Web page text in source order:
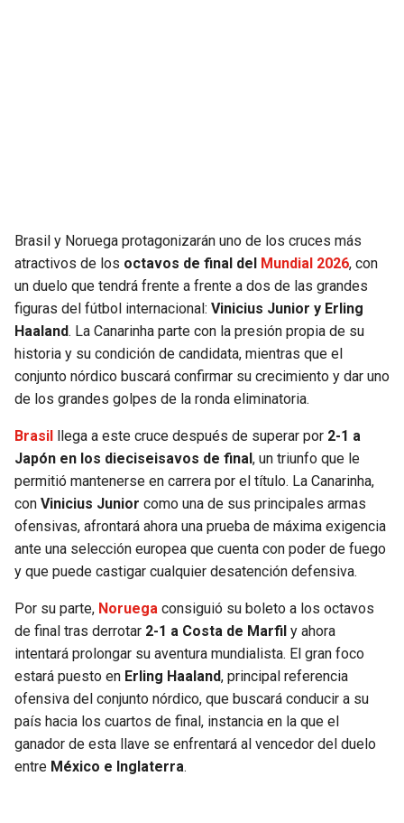
LIONS
PACKERS
PANTHERS
SAINTS
BUCCANEERS
NUGGETS
TIMBERWOLVES
JAZZ
Brasil y Noruega protagonizarán uno de los cruces más
atractivos de los octavos de final del Mundial 2026, con
un duelo que tendrá frente a frente a dos de las grandes
figuras del fútbol internacional: Vinicius Junior y Erling
Haaland. La Canarinha parte con la presión propia de su
historia y su condición de candidata, mientras que el
conjunto nórdico buscará confirmar su crecimiento y dar uno
de los grandes golpes de la ronda eliminatoria.
Brasil llega a este cruce después de superar por 2-1 a
Japón en los dieciseisavos de final , un triunfo que le
permitió mantenerse en carrera por el título. La Canarinha,
con Vinicius Junior como una de sus principales armas
ofensivas, afrontará ahora una prueba de máxima exigencia
ante una selección europea que cuenta con poder de fuego
y que puede castigar cualquier desatención defensiva.
Por su parte, Noruega consiguió su boleto a los octavos
de final tras derrotar 2-1 a Costa de Marfil y ahora
intentará prolongar su aventura mundialista. El gran foco
estará puesto en Erling Haaland, principal referencia
ofensiva del conjunto nórdico, que buscará conducir a su
país hacia los cuartos de final, instancia en la que el
ganador de esta llave se enfrentará al vencedor del duelo
entre México e Inglaterra.